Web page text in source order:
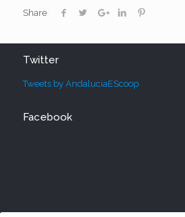
Share
Twitter
Tweets by AndaluciaEScoop
Facebook